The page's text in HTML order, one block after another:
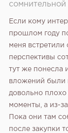
Если кому
прошлом году
меня встретили
перспективы
тут же понесла
вложений были
довольно
моменты, а из-за
Пока они там
после закупки